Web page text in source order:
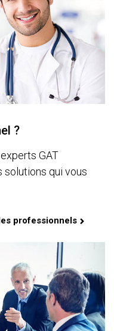
?
GAT
solutions qui vous
professionnels